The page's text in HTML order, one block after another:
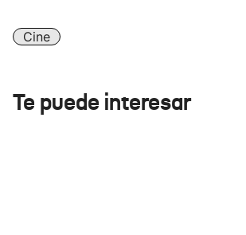
Cine
Te puede interesar